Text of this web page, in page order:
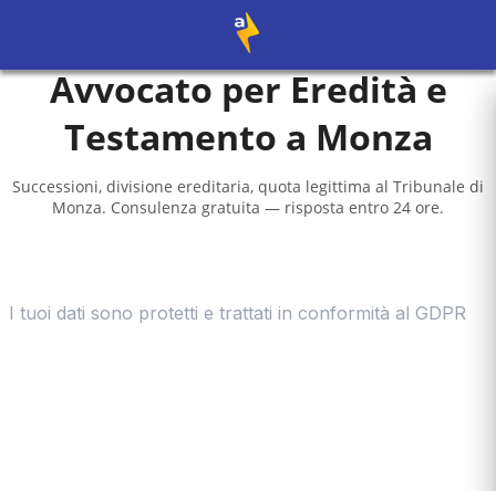
Avvocato per Eredità e
Testamento a Monza
Successioni, divisione ereditaria, quota legittima al Tribunale di
Monza. Consulenza gratuita — risposta entro 24 ore.